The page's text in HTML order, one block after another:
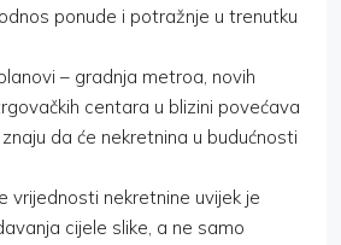
ponude i potražnje u trenutku
– gradnja metroa, novih
centara u blizini povećava
da će nekretnina u budućnosti
vrijednosti nekretnine uvijek je
cijele slike, a ne samo